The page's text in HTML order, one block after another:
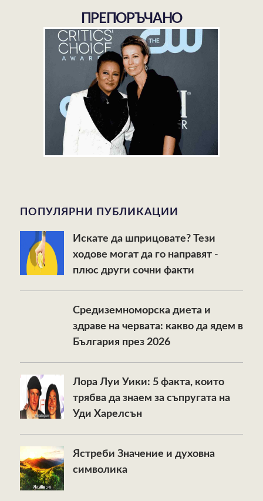
ПРЕПОРЪЧАНО
ПОПУЛЯРНИ ПУБЛИКАЦИИ
Искате да шприцовате? Тези
ходове могат да го направят -
плюс други сочни факти
Средиземноморска диета и
здраве на червата: какво да ядем в
България през 2026
Лора Луи Уики: 5 факта, които
трябва да знаем за съпругата на
Уди Харелсън
Ястреби Значение и духовна
символика